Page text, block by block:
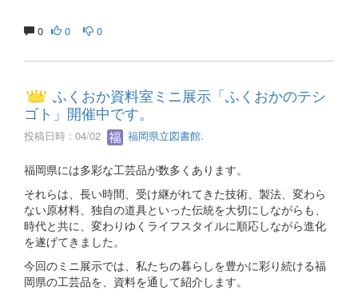
0 0 0
ふくおか資料室ミニ展示「ふくおかのテシ
ゴト」開催中です。
投稿日時 : 04/02 福岡県立図書館.
福岡県には多彩な工芸品が数多くあります。
それらは、長い時間、受け継がれてきた技術、製法、変わら
ない原材料、独自の道具といった伝統を大切にしながらも、
時代と共に、変わりゆくライフスタイルに順応しながら進化
を遂げてきました。
今回のミニ展示では、私たちの暮らしを豊かに彩り続ける福
岡県の工芸品を、資料を通して紹介します。